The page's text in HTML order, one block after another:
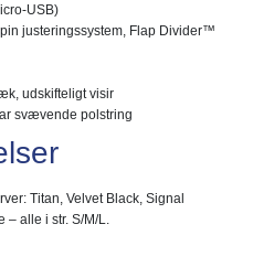
USB)
justeringssystem, Flap Divider™
udskifteligt visir
svævende polstring
Titan, Velvet Black, Signal
alle i str. S/M/L.